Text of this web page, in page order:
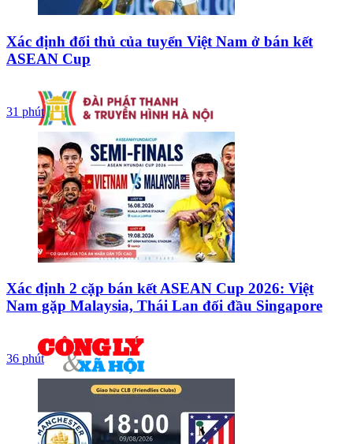
Xác định đối thủ của tuyển Việt Nam ở bán kết
ASEAN Cup
31 phút
Xác định 2 cặp bán kết ASEAN Cup 2026: Việt
Nam gặp Malaysia, Thái Lan đối đầu Singapore
36 phút